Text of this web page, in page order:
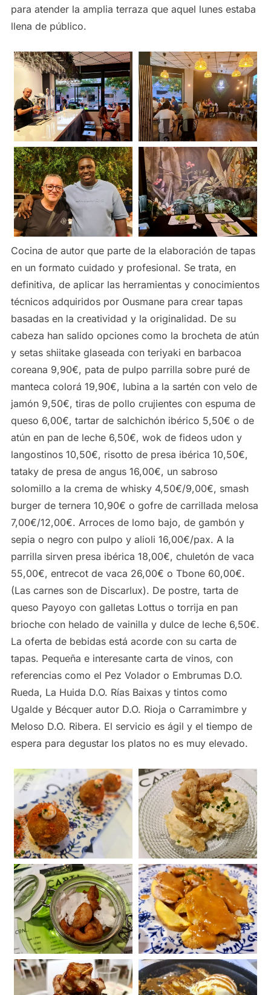
para atender la amplia terraza que aquel lunes estaba
llena de público.
Cocina de autor que parte de la elaboración de tapas
en un formato cuidado y profesional. Se trata, en
definitiva, de aplicar las herramientas y conocimientos
técnicos adquiridos por Ousmane para crear tapas
basadas en la creatividad y la originalidad. De su
cabeza han salido opciones como la brocheta de atún
y setas shiitake glaseada con teriyaki en barbacoa
coreana 9,90€, pata de pulpo parrilla sobre puré de
manteca colorá 19,90€, lubina a la sartén con velo de
jamón 9,50€, tiras de pollo crujientes con espuma de
queso 6,00€, tartar de salchichón ibérico 5,50€ o de
atún en pan de leche 6,50€, wok de fideos udon y
langostinos 10,50€, risotto de presa ibérica 10,50€,
tataky de presa de angus 16,00€, un sabroso
solomillo a la crema de whisky 4,50€/9,00€, smash
burger de ternera 10,90€ o gofre de carrillada melosa
7,00€/12,00€. Arroces de lomo bajo, de gambón y
sepia o negro con pulpo y alioli 16,00€/pax. A la
parrilla sirven presa ibérica 18,00€, chuletón de vaca
55,00€, entrecot de vaca 26,00€ o Tbone 60,00€.
(Las carnes son de Discarlux). De postre, tarta de
queso Payoyo con galletas Lottus o torrija en pan
brioche con helado de vainilla y dulce de leche 6,50€.
La oferta de bebidas está acorde con su carta de
tapas. Pequeña e interesante carta de vinos, con
referencias como el Pez Volador o Embrumas D.O.
Rueda, La Huida D.O. Rías Baixas y tintos como
Ugalde y Bécquer autor D.O. Rioja o Carramimbre y
Meloso D.O. Ribera. El servicio es ágil y el tiempo de
espera para degustar los platos no es muy elevado.